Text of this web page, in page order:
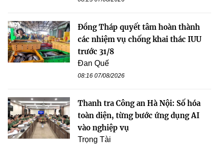
Đồng Tháp quyết tâm hoàn thành
các nhiệm vụ chống khai thác IUU
trước 31/8
Đan Quế
08:16 07/08/2026
Thanh tra Công an Hà Nội: Số hóa
toàn diện, từng bước ứng dụng AI
vào nghiệp vụ
Trọng Tài